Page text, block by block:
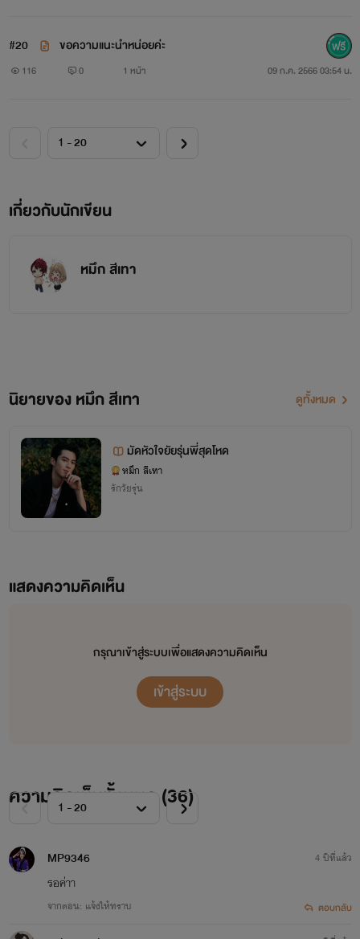
ไหนๆ ได้พูดแล้ว เขาก็ไม่จำเป็นต้องรักษาน้ำใจเธออีก เขา
" เข้าใจแล้ว เราเลิกกันตามที่เต๋อต้องการเถอะ "
' ความรักของเธอมันไม่มีค่า ยัยโง่ '
ประตูปิดลง ร่างบางของข้าว ก็ทรุดตัวลงนั่งกับพื้นโดยที่แผ่นหลัง
" เข้มแข็งนะข้าว อย่าร้องไห้ เธอร้องไห้มาพอแล้ว กลับบ้าน
#20 ขอความแนะนำหน่อยค่ะ
116 0 1 หน้า 09 ก.ค. 2566 03:54 น.
เกี่ยวกับนักเขียน
หมึก สีเทา
นิยายของ หมึก สีเทา ดูทั้งหมด
มัดหัวใจยัยรุ่นพี่สุดโหด
หมึก สีเทา
รักวัยรุ่น
แสดงความคิดเห็น
กรุณาเข้าสู่ระบบเพื่อแสดงความคิดเห็น
เข้าสู่ระบบ
ความคิดเห็นทั้งหมด (36)
MP9346
รอค่าา
จากตอน: แจ้งให้ทราบ
4 ปีที่แล้ว
ตอบกลับ